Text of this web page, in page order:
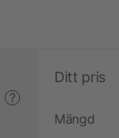
?
Ditt pris
Mängd